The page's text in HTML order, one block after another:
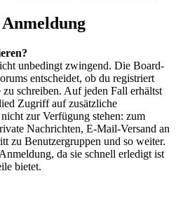
unbedingt zwingend. Die Board-
entscheidet, ob du registriert
zu schreiben. Auf jeden Fall erhältst
Zugriff auf zusätzliche
zur Verfügung stehen: zum
Nachrichten, E-Mail-Versand an
zu Benutzergruppen und so weiter.
da sie schnell erledigt ist
bietet.